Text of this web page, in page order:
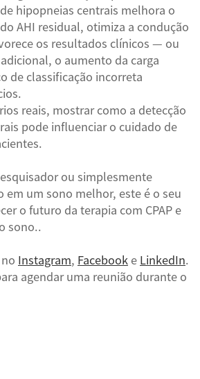
hipopneias centrais melhora o
AHI residual, otimiza a condução
os resultados clínicos — ou
o aumento da carga
de classificação incorreta
reais, mostrar como a detecção
pode influenciar o cuidado de
ou simplesmente
em um sono melhor, este é o seu
o futuro da terapia com CPAP e
sono..
no Instagram, Facebook e LinkedIn.
agendar uma reunião durante o